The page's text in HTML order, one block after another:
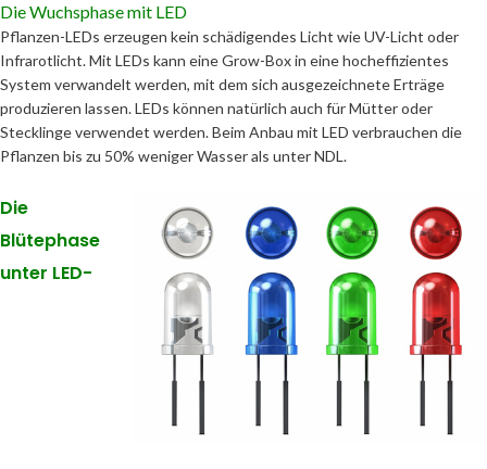
Die Wuchsphase mit LED
Pflanzen-LEDs erzeugen kein schädigendes Licht wie UV-Licht oder
Infrarotlicht. Mit LEDs kann eine Grow-Box in eine hocheffizientes
System verwandelt werden, mit dem sich ausgezeichnete Erträge
produzieren lassen. LEDs können natürlich auch für Mütter oder
Stecklinge verwendet werden. Beim Anbau mit LED verbrauchen die
Pflanzen bis zu 50% weniger Wasser als unter NDL.
Die
Blütephase
unter LED-